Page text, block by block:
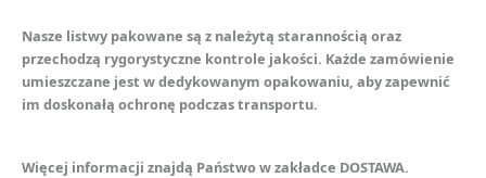
Nasze listwy pakowane są z należytą starannością oraz
przechodzą rygorystyczne kontrole jakości. Każde zamówienie
umieszczane jest w dedykowanym opakowaniu, aby zapewnić
im doskonałą ochronę podczas transportu.
Więcej informacji znajdą Państwo w zakładce DOSTAWA.